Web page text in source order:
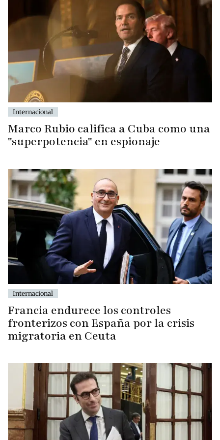
Internacional
Marco Rubio califica a Cuba como una
"superpotencia" en espionaje
Internacional
Francia endurece los controles
fronterizos con España por la crisis
migratoria en Ceuta